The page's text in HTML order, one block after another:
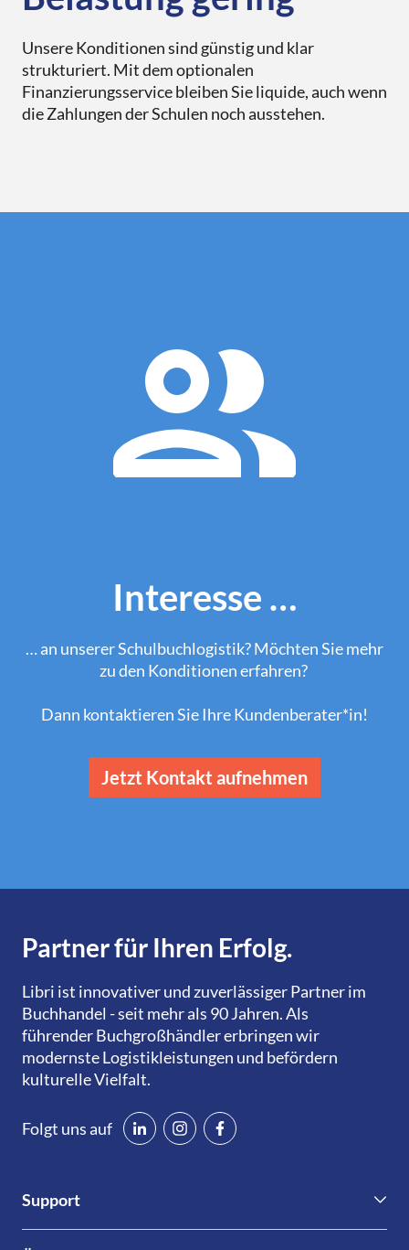
Unsere Konditionen sind günstig und klar
strukturiert. Mit dem optionalen
Finanzierungsservice bleiben Sie liquide, auch wenn
die Zahlungen der Schulen noch ausstehen.
Interesse …
… an unserer Schulbuchlogistik? Möchten Sie mehr
zu den Konditionen erfahren?
Dann kontaktieren Sie Ihre Kundenberater*in!
Jetzt Kontakt aufnehmen
Partner für Ihren Erfolg.
Libri ist innovativer und zuverlässiger Partner im
Buchhandel - seit mehr als 90 Jahren. Als
führender Buchgroßhändler erbringen wir
modernste Logistikleistungen und befördern
kulturelle Vielfalt.
Folgt uns auf
Support
Kontakt